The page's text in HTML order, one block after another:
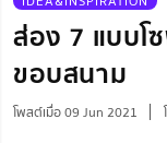
ส่อง 7 แบบโ
ขอบสนาม
โพสต์เมื่อ 09 Jun 2021